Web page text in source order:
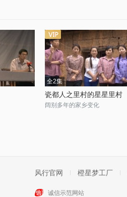
全2集
瓷都人之里村的星星里村
阔别多年的家乡变化
风行官网 橙星梦工厂
诚信示范网站